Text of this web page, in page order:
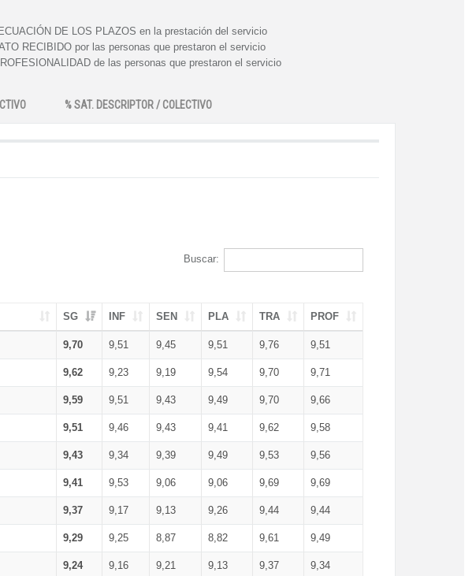
DE LOS PLAZOS en la prestación del servicio
RECIBIDO por las personas que prestaron el servicio
de las personas que prestaron el servicio
% SAT. DESCRIPTOR / COLECTIVO
Buscar:
SG INF SEN PLA TRA PROF
9,70 9,51 9,45 9,51 9,76 9,51
9,62 9,23 9,19 9,54 9,70 9,71
9,59 9,51 9,43 9,49 9,70 9,66
9,51 9,46 9,43 9,41 9,62 9,58
9,43 9,34 9,39 9,49 9,53 9,56
9,41 9,53 9,06 9,06 9,69 9,69
9,37 9,17 9,13 9,26 9,44 9,44
9,29 9,25 8,87 8,82 9,61 9,49
9,24 9,16 9,21 9,13 9,37 9,34